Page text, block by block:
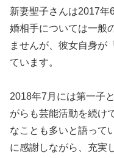
新妻聖子さんは2017年
婚相手については一般
ませんが、彼女自身が
ています。
2018年7月には第一子
がらも芸能活動を続け
なことも多いと語って
に感謝しながら、充実